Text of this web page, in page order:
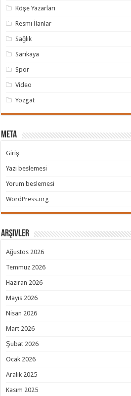
Köşe Yazarları
Resmi İlanlar
Sağlık
Sarıkaya
Spor
Video
Yozgat
Meta
Giriş
Yazı beslemesi
Yorum beslemesi
WordPress.org
Arşivler
Ağustos 2026
Temmuz 2026
Haziran 2026
Mayıs 2026
Nisan 2026
Mart 2026
Şubat 2026
Ocak 2026
Aralık 2025
Kasım 2025